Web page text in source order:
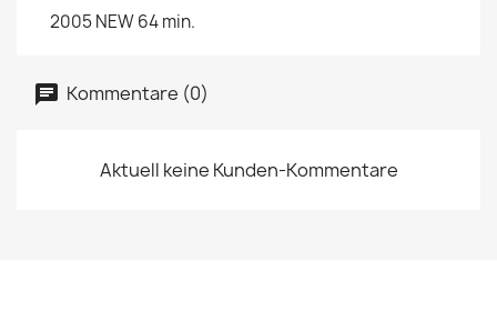
2005 NEW 64 min.
Kommentare (0)
Aktuell keine Kunden-Kommentare